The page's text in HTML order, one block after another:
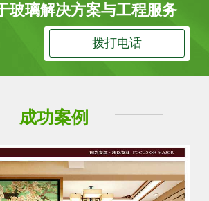
玻璃解决方案与工程服务
拨打电话
成功案例